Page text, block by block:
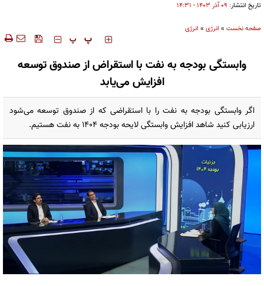
تاریخ انتشار: ۰۹ آذر ۱۴۰۳ - ۱۴:۳۱
صفحه نخست » انرژی » انرژی
‍‍‍ پ پ
وابستگی بودجه به نفت با استقراض از صندوق توسعه
افزایش می‌یابد
اگر وابستگی بودجه به نفت را با استقراضی که از صندوق توسعه می‌شود
ارزیابی کنید شاهد افزایش وابستگی لایحه بودجه ۱۴۰۴ به نفت هستیم.